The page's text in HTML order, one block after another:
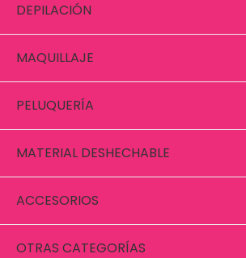
DEPILACIÓN
MAQUILLAJE
PELUQUERÍA
MATERIAL DESHECHABLE
ACCESORIOS
OTRAS CATEGORÍAS